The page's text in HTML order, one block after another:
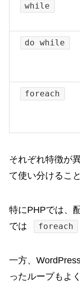
while
do while
foreach
それぞれ特徴が
て使い分けるこ
特にPHPでは、
では
foreach
一方、
ったループもよ